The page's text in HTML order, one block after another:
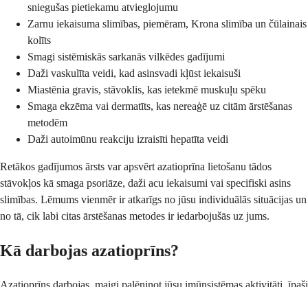
sniegušas pietiekamu atvieglojumu
Zarnu iekaisuma slimības, piemēram, Krona slimība un čūlainais
kolīts
Smagi sistēmiskās sarkanās vilkēdes gadījumi
Daži vaskulīta veidi, kad asinsvadi kļūst iekaisuši
Miastēnia gravis, stāvoklis, kas ietekmē muskuļu spēku
Smaga ekzēma vai dermatīts, kas nereaģē uz citām ārstēšanas
metodēm
Daži autoimūnu reakciju izraisīti hepatīta veidi
Retākos gadījumos ārsts var apsvērt azatioprīna lietošanu tādos
stāvokļos kā smaga psoriāze, daži acu iekaisumi vai specifiski asins
slimības. Lēmums vienmēr ir atkarīgs no jūsu individuālās situācijas un
no tā, cik labi citas ārstēšanas metodes ir iedarbojušās uz jums.
Kā darbojas azatioprīns?
Azatioprīns darbojas, maigi palēninot jūsu imūnsistēmas aktivitāti, īpaši